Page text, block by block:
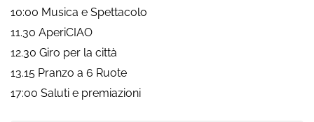
10:00 Musica e Spettacolo
11.30 AperiCIAO
12.30 Giro per la città
13.15 Pranzo a 6 Ruote
17:00 Saluti e premiazioni